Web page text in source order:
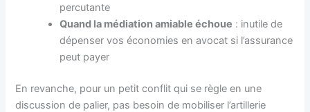
percutante
Quand la médiation amiable échoue : inutile de
dépenser vos économies en avocat si l’assurance
peut payer
En revanche, pour un petit conflit qui se règle en une
discussion de palier, pas besoin de mobiliser l’artillerie